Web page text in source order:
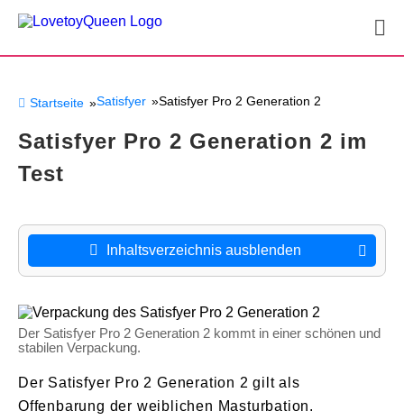
Startseite Satisfyer Satisfyer Pro 2 Generation 2
Satisfyer Pro 2 Generation 2 im
Test
Inhaltsverzeichnis ausblenden
Der Satisfyer Pro 2 Generation 2 kommt in einer schönen und
stabilen Verpackung.
Der Satisfyer Pro 2 Generation 2 gilt als
Offenbarung der weiblichen Masturbation.